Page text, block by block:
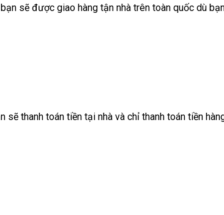
sẽ được giao hàng tận nhà trên toàn quốc dù
sẽ thanh toán tiền tại nhà và chỉ thanh toán tiền